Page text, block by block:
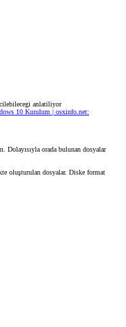
anlatiliyor
10 Kurulum | osxinfo.net:
Dolayısıyla orada bulunan dosyalar
oluşturulan dosyalar. Diske format